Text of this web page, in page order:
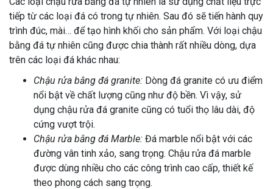
tiếp từ các loại đá có trong tự nhiên. Sau đó sẽ tiến hành quy
trình đúc, mài… để tạo hình khối cho sản phẩm. Với loại chậu
bằng đá tự nhiên cũng được chia thành rất nhiều dòng, dựa
trên các loại đá khác nhau:
Chậu rửa bằng đá granite: Dòng đá granite có ưu điểm
nổi bật về chất lượng cũng như độ bền. Vì vậy, sử
dụng chậu rửa đá granite cũng có tuổi thọ lâu dài, độ
cứng vượt trội.
Chậu rửa bằng đá Marble: Đá marble nổi bật với các
đường vân tinh xảo, sang trọng. Chậu rửa đá marble
được dùng nhiều cho các công trình cao cấp, thiết kế
theo phong cách sang trọng.